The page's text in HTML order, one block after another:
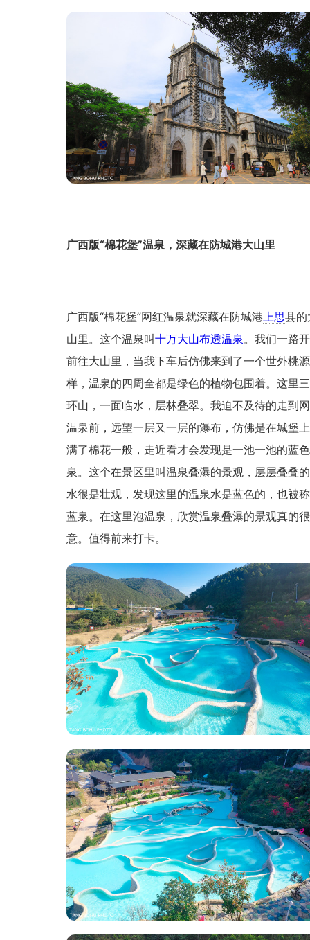
广西版“棉花堡”温泉，深藏在防城港大山里
广西版“棉花堡”网红温泉就深藏在防城港 上思县的
山里。这个温泉叫十万大山布透温泉 。我们一路
前往大山里，当我下车后仿佛来到了一个世外桃
样，温泉的四周全都是绿色的植物包围着。这里
环山，一面临水，层林叠翠。我迫不及待的走到
温泉前，远望一层又一层的瀑布，仿佛是在城堡
满了棉花一般，走近看才会发现是一池一池的蓝
泉。这个在景区里叫温泉叠瀑的景观，层层叠叠
水很是壮观，发现这里的温泉水是蓝色的，也被
蓝泉。在这里泡温泉，欣赏温泉叠瀑的景观真的
意。值得前来打卡。